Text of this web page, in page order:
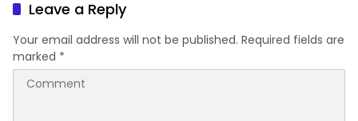
Leave a Reply
Your email address will not be published. Required fields are
marked *